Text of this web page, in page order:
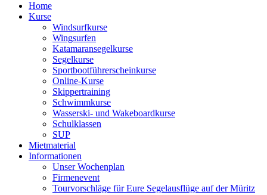
Home
Kurse
Windsurfkurse
Wingsurfen
Katamaransegelkurse
Segelkurse
Sportbootführerscheinkurse
Online-Kurse
Skippertraining
Schwimmkurse
Wasserski- und Wakeboardkurse
Schulklassen
SUP
Mietmaterial
Informationen
Unser Wochenplan
Firmenevent
Tourvorschläge für Eure Segelausflüge auf der Müritz